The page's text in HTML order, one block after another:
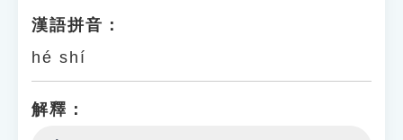
貓頭鷹博士
漢語拼音：
hé shí
解釋：